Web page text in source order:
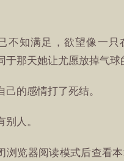
不知满足，欲望像一只
于那天她让尤愿放掉气
己的感情打了死结。
别人。
浏览器阅读模式后查看